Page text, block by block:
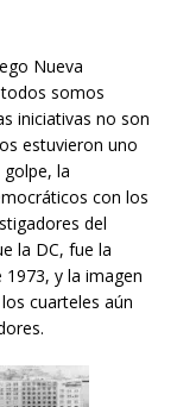
Nueva
somos
iniciativas no son
estuvieron uno
la
con los
del
la DC, fue la
y la imagen
cuarteles aún